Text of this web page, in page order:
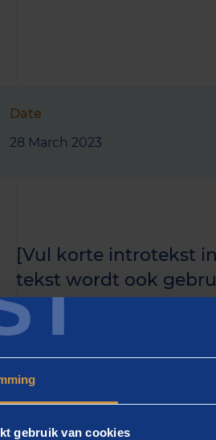
gebruik van cookies
Date
28 March 2023
[Vul korte introtekst
tekst wordt ook
het huidige artikel
zetten.]
[H2 - gebruik